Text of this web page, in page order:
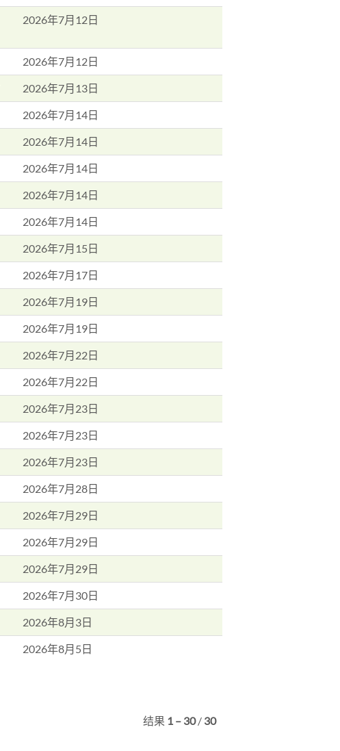
2026年7月12日
2026年7月12日
2026年7月13日
2026年7月14日
2026年7月14日
2026年7月14日
2026年7月14日
2026年7月14日
2026年7月15日
2026年7月17日
2026年7月19日
2026年7月19日
2026年7月22日
2026年7月22日
2026年7月23日
2026年7月23日
2026年7月23日
2026年7月28日
2026年7月29日
2026年7月29日
2026年7月29日
2026年7月30日
2026年8月3日
2026年8月5日
结果 1 – 30/ 30